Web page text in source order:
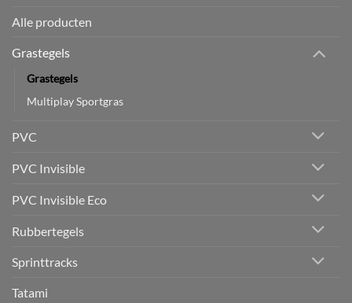
Alle producten
Grastegels
Grastegels
Multiplay Sportgras
PVC
PVC Invisible
PVC Invisible Eco
Rubbertegels
Sprinttracks
Tatami